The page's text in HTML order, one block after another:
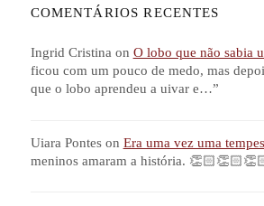
COMENTÁRIOS RECENTES
Ingrid Cristinaon O lobo que não sabia
ficou com um pouco de medo, mas
que o lobo aprendeu a uivar e…”
Uiara Ponteson Era uma vez uma
meninos amaram a história.